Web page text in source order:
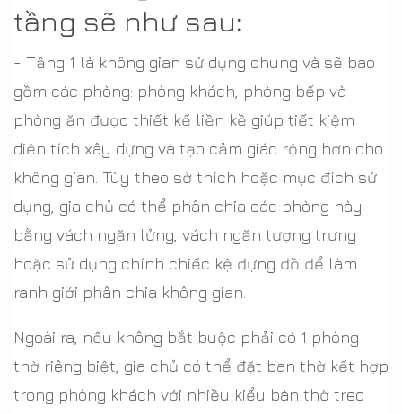
tầng sẽ như sau:
- Tầng 1 là không gian sử dụng chung và sẽ bao
gồm các phòng: phòng khách, phòng bếp và
phòng ăn được thiết kế liền kề giúp tiết kiệm
diện tích xây dựng và tạo cảm giác rộng hơn cho
không gian. Tùy theo sở thích hoặc mục đích sử
dụng, gia chủ có thể phân chia các phòng này
bằng vách ngăn lửng, vách ngăn tượng trưng
hoặc sử dụng chính chiếc kệ đựng đồ để làm
ranh giới phân chia không gian.
Ngoài ra, nếu không bắt buộc phải có 1 phòng
thờ riêng biệt, gia chủ có thể đặt ban thờ kết hợp
trong phòng khách với nhiều kiểu bàn thờ treo